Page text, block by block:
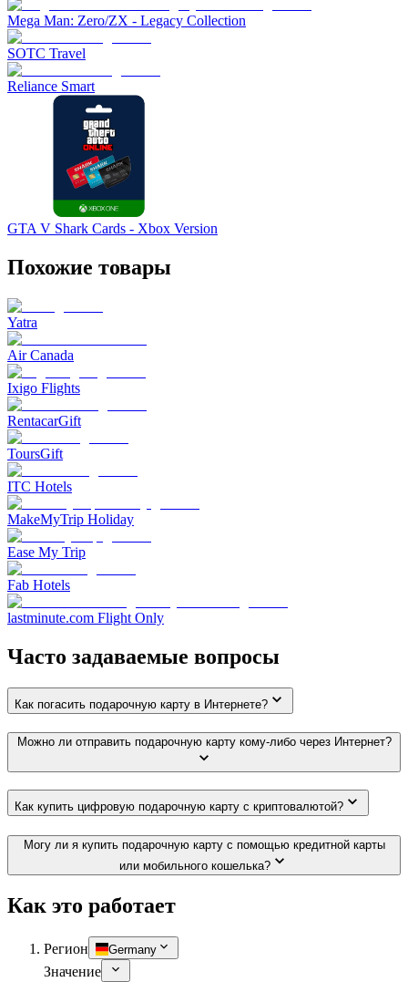
Mega Man: Zero/ZX - Legacy Collection
SOTC Travel
Reliance Smart
GTA V Shark Cards - Xbox Version
Похожие товары
Yatra
Air Canada
Ixigo Flights
RentacarGift
ToursGift
ITC Hotels
MakeMyTrip Holiday
Ease My Trip
Fab Hotels
lastminute.com Flight Only
Часто задаваемые вопросы
Как погасить подарочную карту в Интернете?
Можно ли отправить подарочную карту кому-либо через Интернет?
Как купить цифровую подарочную карту с криптовалютой?
Могу ли я купить подарочную карту с помощью кредитной карты
или мобильного кошелька?
Как это работает
Регион Germany
Значение